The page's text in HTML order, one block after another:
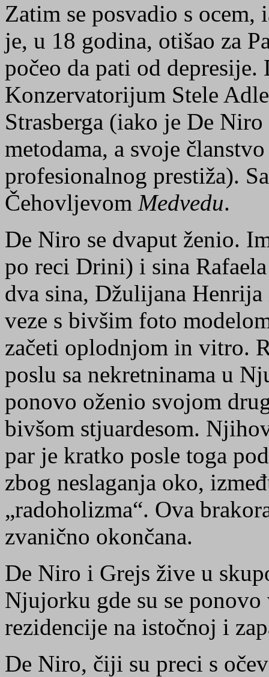
Zatim se posvadio s
je, u 18 godina, otišao za
počeo da pati od
Konzervatorijum Stele
Strasberga (iako je De
metodama, a svoje
profesionalnog prestiža).
Čehovljevom Medvedu.
De Niro se dvaput ženio.
po reci Drini) i sina
dva sina, Džulijana
veze s bivšim foto
začeti oplodnjom in vitro.
poslu sa nekretninama u
ponovo oženio svojom
bivšom stjuardesom.
par je kratko posle toga
zbog neslaganja oko,
„radoholizma“. Ova
zvanično okončana.
De Niro i Grejs žive u
Njujorku gde su se
rezidencije na istočnoj i
De Niro, čiji su preci s